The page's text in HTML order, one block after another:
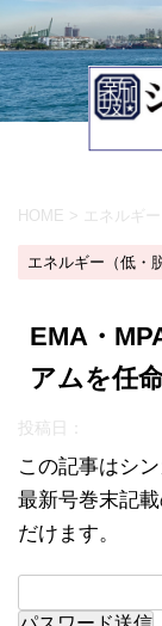
HOME > エネルギ
エネルギー（低・
EMA・
アムを任
投稿日：
この記事はシ
最新号巻末記
だけます。